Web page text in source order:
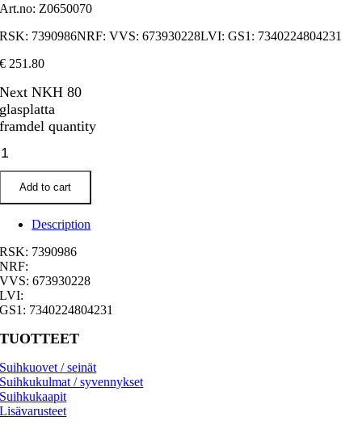
Art.no: Z0650070
RSK: 7390986NRF: VVS: 673930228LVI: GS1: 7340224804231
€ 251.80
Next NKH 80
glasplatta
framdel quantity
Add to cart
Description
RSK: 7390986
NRF:
VVS: 673930228
LVI:
GS1: 7340224804231
TUOTTEET
Suihkuovet / seinät
Suihkukulmat / syvennykset
Suihkukaapit
Lisävarusteet